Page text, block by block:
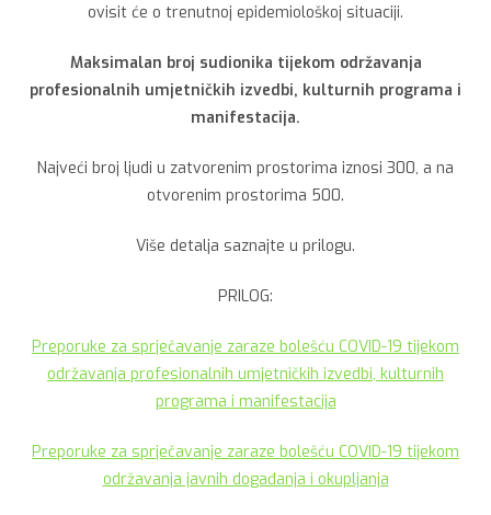
ovisit će o trenutnoj epidemiološkoj situaciji.
Maksimalan broj sudionika tijekom održavanja
profesionalnih umjetničkih izvedbi, kulturnih programa i
manifestacija.
Najveći broj ljudi u zatvorenim prostorima iznosi 300, a na
otvorenim prostorima 500.
Više detalja saznajte u prilogu.
PRILOG:
Preporuke za sprječavanje zaraze bolešću COVID-19 tijekom
održavanja profesionalnih umjetničkih izvedbi, kulturnih
programa i manifestacija
Preporuke za sprječavanje zaraze bolešću COVID-19 tijekom
održavanja javnih događanja i okupljanja